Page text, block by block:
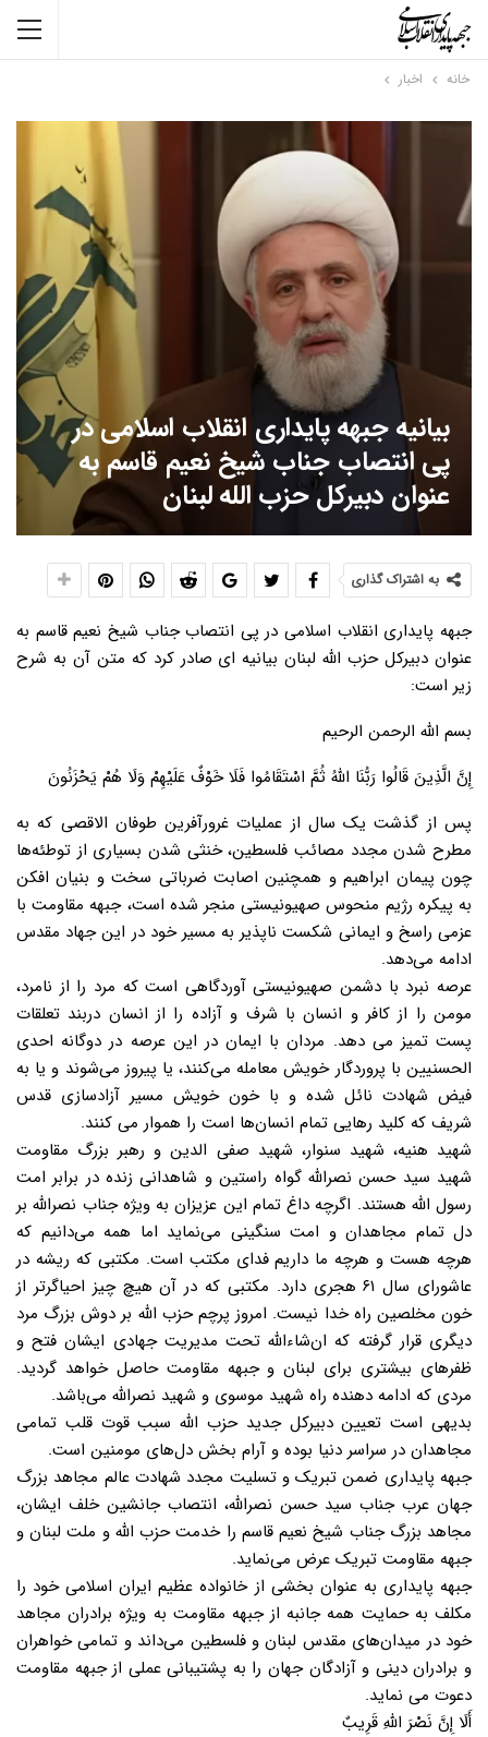
خانه اخبار
بیانیه جبهه پایداری انقلاب اسلامی در
پی انتصاب جناب شیخ نعیم قاسم به
عنوان دبیرکل حزب الله لبنان
به اشتراک گذاری
جبهه پایداری انقلاب اسلامی در پی انتصاب جناب شیخ نعیم قاسم به
عنوان دبیرکل حزب الله لبنان بیانیه ای صادر کرد که متن آن به شرح
زیر است:
بسم الله الرحمن الرحیم
إِنَّ الَّذِینَ قَالُوا رَبُّنَا اللَّهُ ثُمَّ اسْتَقَامُوا فَلَا خَوْفٌ عَلَیْهِمْ وَلَا هُمْ یَحْزَنُونَ
پس از گذشت یک سال از عملیات غرورآفرین طوفان الاقصی که به
مطرح شدن مجدد مصائب فلسطین، خنثی شدن بسیاری از توطئه‌ها
چون پیمان ابراهیم و همچنین اصابت ضرباتی سخت و بنیان افکن
به پیکره رژیم منحوس صهیونیستی منجر شده است، جبهه مقاومت با
عزمی راسخ و ایمانی شکست ناپذیر به مسیر خود در این جهاد مقدس
ادامه می‌دهد.
عرصه نبرد با دشمن صهیونیستی آوردگاهی است که مرد را از نامرد،
مومن را از کافر و انسان با شرف و آزاده را از انسان دربند تعلقات
پست تمیز می دهد. مردان با ایمان در این عرصه در دوگانه احدی
الحسنیین با پروردگار خویش معامله می‌کنند، یا پیروز می‌شوند و یا به
فیض شهادت نائل شده و با خون خویش مسیر آزادسازی قدس
شریف که کلید رهایی تمام انسان‌ها است را هموار می کنند.
شهید هنیه، شهید سنوار، شهید صفی الدین و رهبر بزرگ مقاومت
شهید سید حسن نصرالله گواه راستین و شاهدانی زنده در برابر امت
رسول الله هستند. اگرچه داغ تمام این عزیزان به ویژه جناب نصرالله بر
دل تمام مجاهدان و امت سنگینی می‌نماید اما همه می‌دانیم که
هرچه هست و هرچه ما داریم فدای مکتب است. مکتبی که ریشه در
عاشورای سال ۶۱ هجری دارد. مکتبی که در آن هیچ چیز احیاگرتر از
خون مخلصین راه خدا نیست. امروز پرچم حزب الله بر دوش بزرگ مرد
دیگری قرار گرفته که ان‌شاءالله تحت مدیریت جهادی ایشان فتح و
ظفرهای بیشتری برای لبنان و جبهه مقاومت حاصل خواهد گردید.
مردی که ادامه دهنده راه شهید موسوی و شهید نصرالله می‌باشد.
بدیهی است تعیین دبیرکل جدید حزب الله سبب قوت قلب تمامی
مجاهدان در سراسر دنیا بوده و آرام بخش دل‌های مومنین است.
جبهه پایداری ضمن تبریک و تسلیت مجدد شهادت عالم مجاهد بزرگ
جهان عرب جناب سید حسن نصرالله، انتصاب جانشین خلف ایشان،
مجاهد بزرگ جناب شیخ نعیم قاسم را خدمت حزب الله و ملت لبنان و
جبهه مقاومت تبریک عرض می‌نماید.
جبهه پایداری به عنوان بخشی از خانواده عظیم ایران اسلامی خود را
مکلف به حمایت همه جانبه از جبهه مقاومت به ویژه برادران مجاهد
خود در میدان‌های مقدس لبنان و فلسطین می‌داند و تمامی خواهران
و برادران دینی و آزادگان جهان را به پشتیبانی عملی از جبهه مقاومت
دعوت می نماید.
أَلَا إِنَّ نَصْرَ اللَّهِ قَرِیبٌ